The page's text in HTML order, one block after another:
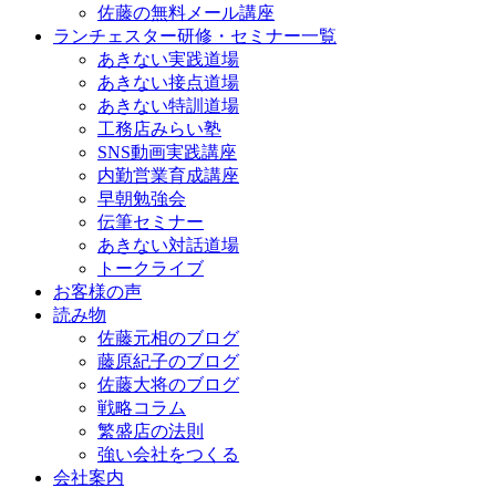
佐藤の無料メール講座
ランチェスター研修・セミナー一覧
あきない実践道場
あきない接点道場
あきない特訓道場
工務店みらい塾
SNS動画実践講座
内勤営業育成講座
早朝勉強会
伝筆セミナー
あきない対話道場
トークライブ
お客様の声
読み物
佐藤元相のブログ
藤原紀子のブログ
佐藤大将のブログ
戦略コラム
繁盛店の法則
強い会社をつくる
会社案内